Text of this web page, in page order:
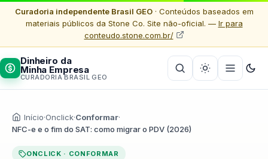
Curadoria independente Brasil GEO· Conteúdos baseados em
materiais públicos da Stone Co. Site não-oficial. — Ir para
conteudo.stone.com.br/
Dinheiro da
Minha Empresa
CURADORIA BRASIL GEO
Início·Onclick·Conformar·
NFC-e e o fim do SAT: como migrar o PDV (2026)
ONCLICK · CONFORMAR